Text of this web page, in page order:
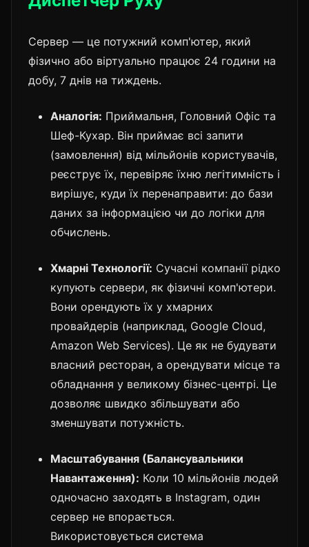
Сервер — це потужний комп'ютер, який
фізично або віртуально працює 24 години на
добу, 7 днів на тиждень.
Аналогія: Приймальня, Головний Офіс та
Шеф-Кухар. Він приймає всі запити
(замовлення) від мільйонів користувачів,
реєструє їх, перевіряє їхню легітимність і
вирішує, куди їх перенаправити: до бази
даних за інформацією чи до логіки для
обчислень.
Хмарні Технології: Сучасні компанії рідко
купують сервери, як фізичні комп'ютери.
Вони орендують їх у хмарних
провайдерів (наприклад, Google Cloud,
Amazon Web Services). Це як не будувати
власний ресторан, а орендувати місце та
обладнання у великому бізнес-центрі. Це
дозволяє швидко збільшувати або
зменшувати потужність.
Масштабування (Балансувальники
Навантаження): Коли 10 мільйонів людей
одночасно заходять в Instagram, один
сервер не впорається.
Використовується система